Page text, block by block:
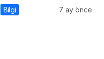
Bilgi 7 ay önce